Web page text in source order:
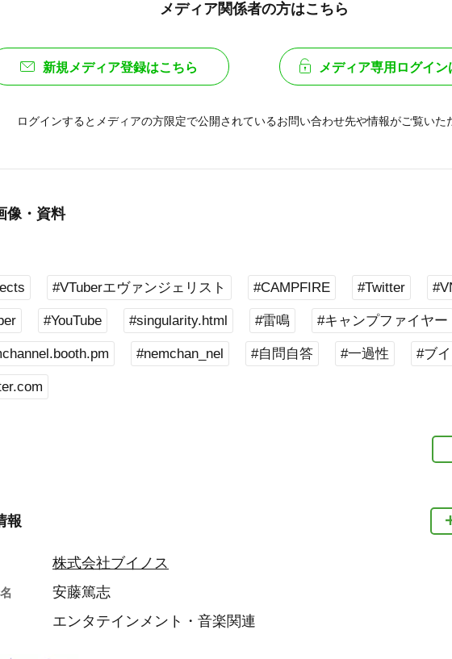
メディア関係者の方はこちら
新規メディア登録はこちら メディア専用ログイン
ログインするとメディアの方限定で公開されているお問い合わせ先や情報がご覧いた
像・資料
#VTuberエヴァンジェリスト #CAMPFIRE #Twitter
#YouTube #singularity.html #雷鳴 #キャンプファイヤー
#nemchan_nel #自問自答 #一過性 #ブ
報
株式会社ブイノス
安藤篤志
エンタテインメント・音楽関連